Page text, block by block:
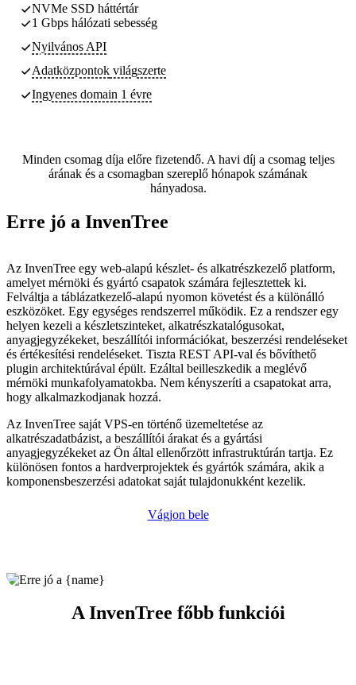
NVMe SSD háttértár
1 Gbps hálózati sebesség
Nyilvános API
Adatközpontok világszerte
Ingyenes domain 1 évre
Minden csomag díja előre fizetendő. A havi díj a csomag teljes
árának és a csomagban szereplő hónapok számának
hányadosa.
Erre jó a InvenTree
Az InvenTree egy web-alapú készlet- és alkatrészkezelő platform,
amelyet mérnöki és gyártó csapatok számára fejlesztettek ki.
Felváltja a táblázatkezelő-alapú nyomon követést és a különálló
eszközöket. Egy egységes rendszerrel működik. Ez a rendszer egy
helyen kezeli a készletszinteket, alkatrészkatalógusokat,
anyagjegyzékeket, beszállítói információkat, beszerzési rendeléseket
és értékesítési rendeléseket. Tiszta REST API-val és bővíthető
plugin architektúrával épült. Ezáltal beilleszkedik a meglévő
mérnöki munkafolyamatokba. Nem kényszeríti a csapatokat arra,
hogy alkalmazkodjanak hozzá.
Az InvenTree saját VPS-en történő üzemeltetése az
alkatrészadatbázist, a beszállítói árakat és a gyártási
anyagjegyzékeket az Ön által ellenőrzött infrastruktúrán tartja. Ez
különösen fontos a hardverprojektek és gyártók számára, akik a
komponensbeszerzési adatokat saját tulajdonukként kezelik.
Vágjon bele
A InvenTree főbb funkciói